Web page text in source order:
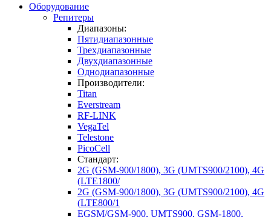
Оборудование
Репитеры
Диапазоны:
Пятидиапазонные
Трехдиапазонные
Двухдиапазонные
Однодиапазонные
Производители:
Titan
Everstream
RF-LINK
VegaTel
Telestone
PicoCell
Стандарт:
2G (GSM-900/1800), 3G (UMTS900/2100), 4G
(LTE1800/
2G (GSM-900/1800), 3G (UMTS900/2100), 4G
(LTE800/1
EGSM/GSM-900, UMTS900, GSM-1800,